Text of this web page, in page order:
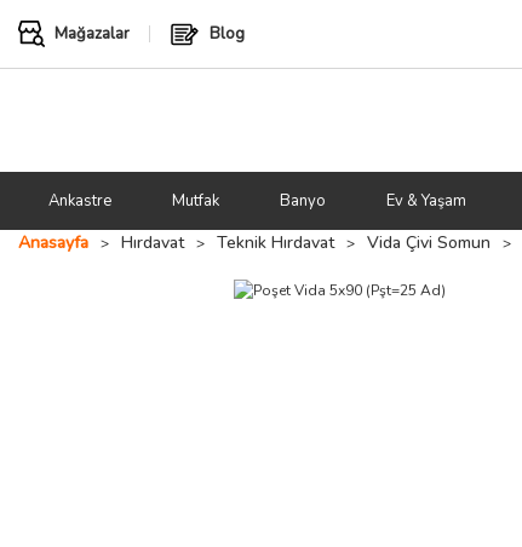
Mağazalar Blog
Ankastre Mutfak Banyo Ev & Yaşam
Anasayfa
Hırdavat Teknik Hırdavat Vida Çivi Somun